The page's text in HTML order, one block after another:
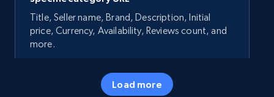
Title, Seller name, Brand, Description, Initial
price, Currency, Availability, Reviews count, and
more.
5.7K+ Prueba gratuita
Load more